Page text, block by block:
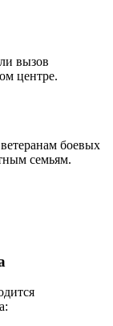
вызов
центре.
боевых
семьям.